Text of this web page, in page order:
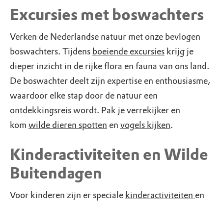
Excursies met boswachters
Verken de Nederlandse natuur met onze bevlogen
boswachters. Tijdens boeiende excursies krijg je
dieper inzicht in de rijke flora en fauna van ons land.
De boswachter deelt zijn expertise en enthousiasme,
waardoor elke stap door de natuur een
ontdekkingsreis wordt. Pak je verrekijker en
kom wilde dieren spotten en vogels kijken.
Kinderactiviteiten en Wilde
Buitendagen
Voor kinderen zijn er speciale kinderactiviteiten en